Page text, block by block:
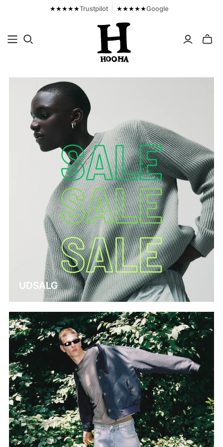
Fjern
★★★★★Trustpilot ★★★★★Google
UDSALG